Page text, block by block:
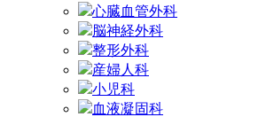
心臓血管外科
脳神経外科
整形外科
産婦人科
小児科
血液凝固科